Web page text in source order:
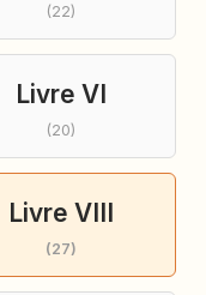
(22)
Livre VI
(20)
Livre VIII
(27)